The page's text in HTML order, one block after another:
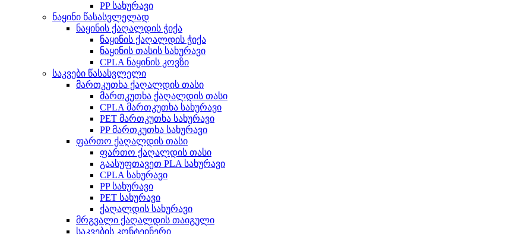
PP სახურავი
ნაყინი წასასვლელად
ნაყინის ქაღალდის ჭიქა
ნაყინის ქაღალდის ჭიქა
ნაყინის თასის სახურავი
CPLA ნაყინის კოვზი
საკვები წასასვლელი
მართკუთხა ქაღალდის თასი
მართკუთხა ქაღალდის თასი
CPLA მართკუთხა სახურავი
PET მართკუთხა სახურავი
PP მართკუთხა სახურავი
ფართო ქაღალდის თასი
ფართო ქაღალდის თასი
გაასუფთავეთ PLA სახურავი
CPLA სახურავი
PP სახურავი
PET სახურავი
ქაღალდის სახურავი
მრგვალი ქაღალდის თაიგული
საკვების კონტეინერი